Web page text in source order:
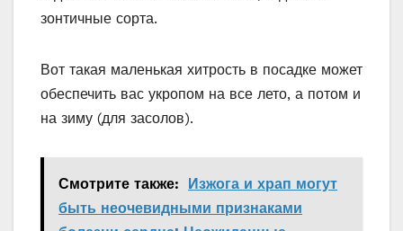
зонтичные сорта.
Вот такая маленькая хитрость в посадке может
обеспечить вас укропом на все лето, а потом и
на зиму (для засолов).
Смотрите также:
Изжога и храп могут
быть неочевидными признаками